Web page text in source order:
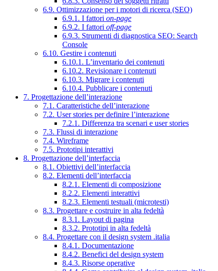
6.9. Ottimizzazione per i motori di ricerca (SEO)
6.9.1. I fattori on-page
6.9.2. I fattori off-page
6.9.3. Strumenti di diagnostica SEO: Search
Console
6.10. Gestire i contenuti
6.10.1. L’inventario dei contenuti
6.10.2. Revisionare i contenuti
6.10.3. Migrare i contenuti
6.10.4. Pubblicare i contenuti
7. Progettazione dell’interazione
7.1. Caratteristiche dell’interazione
7.2. User stories per definire l’interazione
7.2.1. Differenza tra scenari e user stories
7.3. Flussi di interazione
7.4. Wireframe
7.5. Prototipi interattivi
8. Progettazione dell’interfaccia
8.1. Obiettivi dell’interfaccia
8.2. Elementi dell’interfaccia
8.2.1. Elementi di composizione
8.2.2. Elementi interattivi
8.2.3. Elementi testuali (microtesti)
8.3. Progettare e costruire in alta fedeltà
8.3.1. Layout di pagina
8.3.2. Prototipi in alta fedeltà
8.4. Progettare con il design system .italia
8.4.1. Documentazione
8.4.2. Benefici del design system
8.4.3. Risorse operative